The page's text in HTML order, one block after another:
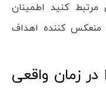
مرتبط کنید اطمینان
منعکس کننده اهداف
زمان واقعی